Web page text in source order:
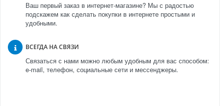
Ваш первый заказ в интернет-магазине? Мы с радостью
подскажем как сделать покупки в интернете простыми и
удобными.
ВСЕГДА НА СВЯЗИ
Связаться с нами можно любым удобным для вас способом:
e-mail, телефон, социальные сети и мессенджеры.